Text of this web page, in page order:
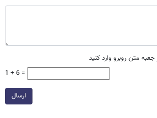
متن روبرو وارد کنید
1 + 6 =
ارسال